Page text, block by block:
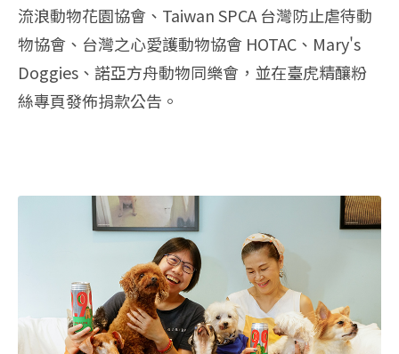
流浪動物花園協會、Taiwan SPCA 台灣防止虐待動
物協會、台灣之心愛護動物協會 HOTAC、Mary's
Doggies、諾亞方舟動物同樂會，並在臺虎精釀粉
絲專頁發佈捐款公告。